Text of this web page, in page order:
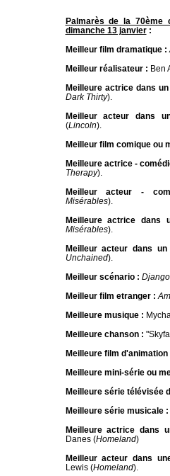
Palmarès de la 70ème
dimanche 13 janvier:
Meilleur film dramatique :
Meilleur réalisateur : Ben
Meilleure actrice dans
Dark Thirty).
Meilleur acteur dans
(Lincoln).
Meilleur film comique ou
Meilleure actrice -
Therapy).
Meilleur acteur -
Misérables).
Meilleure actrice dans
Misérables).
Meilleur acteur dans
Unchained).
Meilleur scénario :
Meilleur film etranger :
Meilleure musique :
Meilleure chanson :
Meilleure film d'animation
Meilleure mini-série ou
Meilleure série télévisée
Meilleure série musicale :
Meilleure actrice dans
Danes (Homeland)
Meilleur acteur dans
Lewis (Homeland).